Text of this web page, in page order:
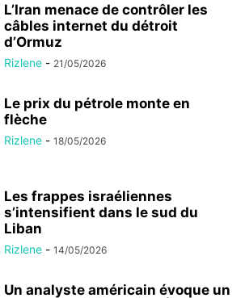
L’Iran menace de contrôler les
câbles internet du détroit
d’Ormuz
Rizlene - 21/05/2026
Le prix du pétrole monte en
flèche
Rizlene - 18/05/2026
Les frappes israéliennes
s’intensifient dans le sud du
Liban
Rizlene - 14/05/2026
Un analyste américain évoque un